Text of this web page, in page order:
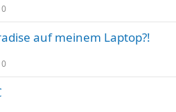
auf meinem Laptop?!